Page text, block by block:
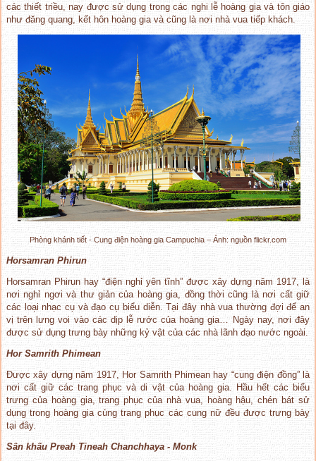
các thiết triều, nay được sử dụng trong các nghi lễ hoàng gia và tôn giáo
như đăng quang, kết hôn hoàng gia và cũng là nơi nhà vua tiếp khách.
Phòng khánh tiết - Cung điện hoàng gia Campuchia – Ảnh: nguồn flickr.com
Horsamran Phirun
Horsamran Phirun hay “điện nghỉ yên tĩnh” được xây dựng năm 1917, là
nơi nghỉ ngơi và thư giản của hoàng gia, đồng thời cũng là nơi cất giữ
các loại nhạc cụ và đạo cụ biểu diễn. Tại đây nhà vua thường đợi để an
vị trên lưng voi vào các dịp lễ rước của hoàng gia… Ngày nay, nơi đây
được sử dụng trưng bày những kỷ vật của các nhà lãnh đạo nước ngoài.
Hor Samrith Phimean
Được xây dựng năm 1917, Hor Samrith Phimean hay “cung điện đồng” là
nơi cất giữ các trang phục và di vật của hoàng gia. Hầu hết các biểu
trưng của hoàng gia, trang phục của nhà vua, hoàng hậu, chén bát sử
dụng trong hoàng gia cùng trang phục các cung nữ đều được trưng bày
tại đây.
Sân khấu Preah Tineah Chanchhaya - Monk